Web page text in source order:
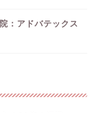
：アドバテックス